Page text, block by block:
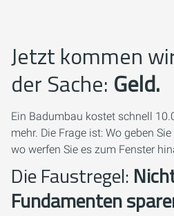
Jetzt kommen
der Sache: Geld.
Ein Badumbau kostet schnell
mehr. Die Frage ist: Wo geben
wo werfen Sie es zum Fenster
Die Faustregel:
Fundamenten